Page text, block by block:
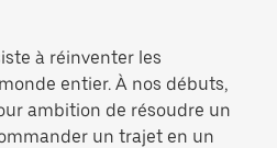
à réinventer les
entier. À nos débuts,
ambition de résoudre un
un trajet en un